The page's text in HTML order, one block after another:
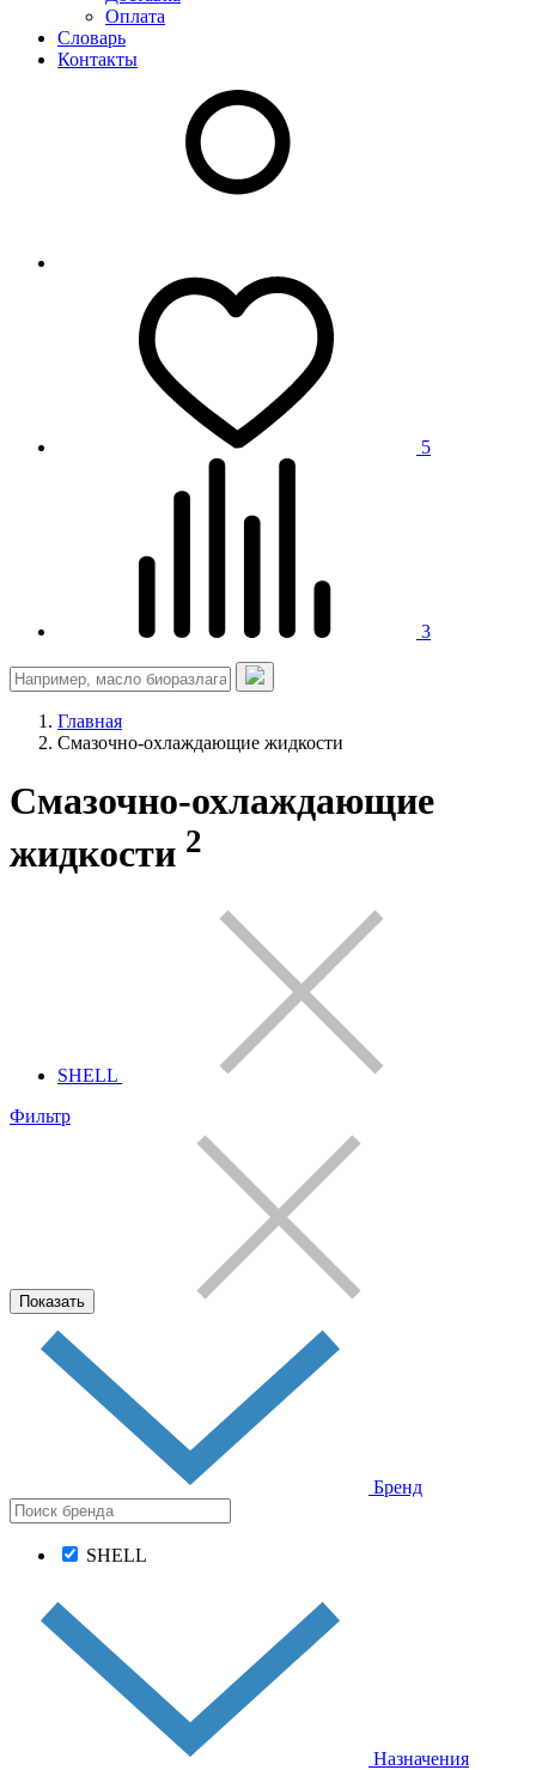
Оплата
Словарь
Контакты
5
3
Главная
Смазочно-охлаждающие жидкости
Смазочно-охлаждающие
жидкости 2
SHELL
Фильтр
Показать
Бренд
SHELL
Назначения